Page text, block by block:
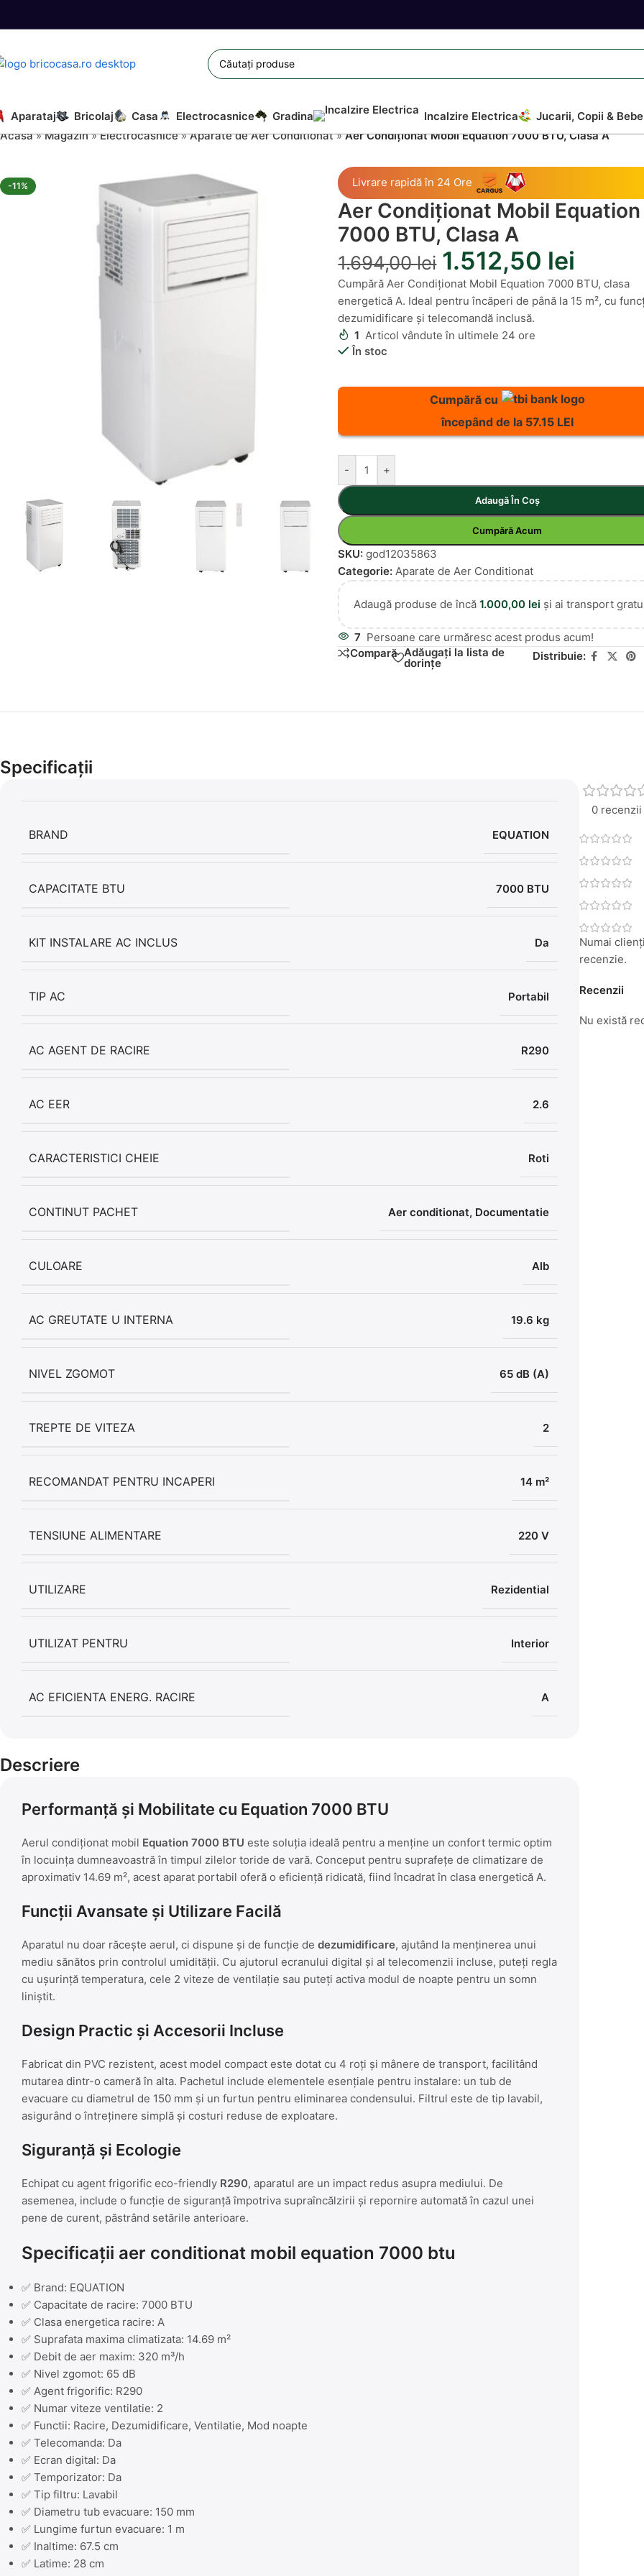
Aparataj Bricolaj Casa Electrocasnice Gradina Incalzire Electrica Jucarii, Copii & Bebe
Acasă»Magazin»Electrocasnice»Aparate de Aer Conditionat»Aer Condiționat Mobil Equation 7000 BTU, Clasa A
-11% Livrare rapidă în 24 Ore
Aer Condiționat Mobil Equation
7000 BTU, Clasa A
1.694,00lei 1.512,50 lei
Cumpără Aer Condiționat Mobil Equation 7000 BTU, clasa
energetică A. Ideal pentru încăperi de până la 15 m², cu
dezumidificare și telecomandă inclusă.
1 Articol vândute în ultimele 24 ore
În stoc
Cumpără cu
începând de la 57.15 LEI
- +
Adaugă În Coș
Cumpără Acum
SKU:god12035863
Categorie: Aparate de Aer Conditionat
Adaugă produse de încă1.000,00 lei și ai transport
7 Persoane care urmăresc acest produs acum!
Compară Adăugați la lista de
dorințe Distribuie:
Specificații
BRAND EQUATION
CAPACITATE BTU 7000 BTU
KIT INSTALARE AC INCLUS Da
TIP AC Portabil
AC AGENT DE RACIRE R290
AC EER 2.6
CARACTERISTICI CHEIE Roti
CONTINUT PACHET Aer conditionat, Documentatie
CULOARE Alb
AC GREUTATE U INTERNA 19.6 kg
NIVEL ZGOMOT 65 dB (A)
TREPTE DE VITEZA 2
RECOMANDAT PENTRU INCAPERI 14 m²
TENSIUNE ALIMENTARE 220 V
UTILIZARE Rezidential
UTILIZAT PENTRU Interior
AC EFICIENTA ENERG. RACIRE A
Descriere
Performanță și Mobilitate cu Equation 7000 BTU
Aerul condiționat mobil Equation 7000 BTU este soluția ideală pentru a menține un confort termic optim
în locuința dumneavoastră în timpul zilelor toride de vară. Conceput pentru suprafețe de climatizare de
aproximativ 14.69 m², acest aparat portabil oferă o eficiență ridicată, fiind încadrat în clasa energetică A.
Funcții Avansate și Utilizare Facilă
Aparatul nu doar răcește aerul, ci dispune și de funcție de dezumidificare, ajutând la menținerea unui
mediu sănătos prin controlul umidității. Cu ajutorul ecranului digital și al telecomenzii incluse, puteți regla
cu ușurință temperatura, cele 2 viteze de ventilație sau puteți activa modul de noapte pentru un somn
liniștit.
Design Practic și Accesorii Incluse
Fabricat din PVC rezistent, acest model compact este dotat cu 4 roți și mânere de transport, facilitând
mutarea dintr-o cameră în alta. Pachetul include elementele esențiale pentru instalare: un tub de
evacuare cu diametrul de 150 mm și un furtun pentru eliminarea condensului. Filtrul este de tip lavabil,
asigurând o întreținere simplă și costuri reduse de exploatare.
Siguranță și Ecologie
Echipat cu agent frigorific eco-friendly R290, aparatul are un impact redus asupra mediului. De
asemenea, include o funcție de siguranță împotriva supraîncălzirii și repornire automată în cazul unei
pene de curent, păstrând setările anterioare.
Specificații aer conditionat mobil equation 7000 btu
✅ Brand: EQUATION
✅ Capacitate de racire: 7000 BTU
✅ Clasa energetica racire: A
✅ Suprafata maxima climatizata: 14.69 m²
✅ Debit de aer maxim: 320 m³/h
✅ Nivel zgomot: 65 dB
✅ Agent frigorific: R290
✅ Numar viteze ventilatie: 2
✅ Functii: Racire, Dezumidificare, Ventilatie, Mod noapte
✅ Telecomanda: Da
✅ Ecran digital: Da
✅ Temporizator: Da
✅ Tip filtru: Lavabil
✅ Diametru tub evacuare: 150 mm
✅ Lungime furtun evacuare: 1 m
✅ Inaltime: 67.5 cm
✅ Latime: 28 cm
0 recenzii
Recenzii
Nu există
Numai
recenzie.